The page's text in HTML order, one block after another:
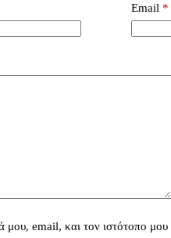
Email *
email, και τον ιστότοπο μου